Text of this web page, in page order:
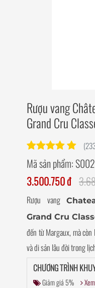
Rượu vang
Grand Cru
Mã sản phẩm:
3.500.750 đ
Rượu vang
Grand Cru
đến từ Margaux, mà
và di sản lâu đời trong
CHƯƠNG TRÌNH
Giảm giá 5%